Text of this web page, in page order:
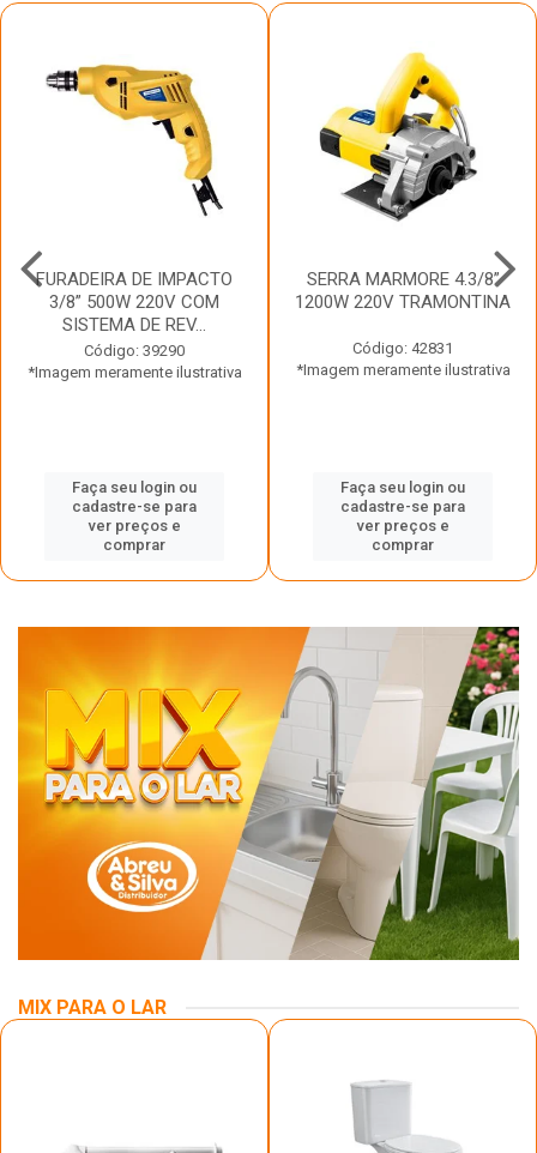
FURADEIRA DE IMPACTO
3/8” 500W 220V COM
SISTEMA DE REV...
Código: 39290
*Imagem meramente ilustrativa
Faça seu login ou
cadastre-se para
ver preços e
comprar
SERRA MARMORE 4.3/8”
1200W 220V TRAMONTINA
Código: 42831
*Imagem meramente ilustrativa
Faça seu login ou
cadastre-se para
ver preços e
comprar
MIX PARA O LAR